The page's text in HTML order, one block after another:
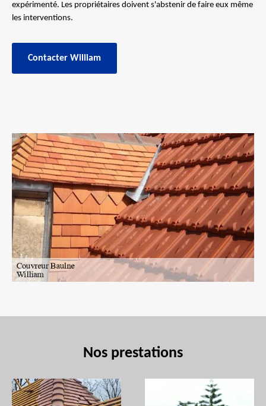
expérimenté. Les propriétaires doivent s'abstenir de faire eux même
les interventions.
Contacter William
Nos prestations